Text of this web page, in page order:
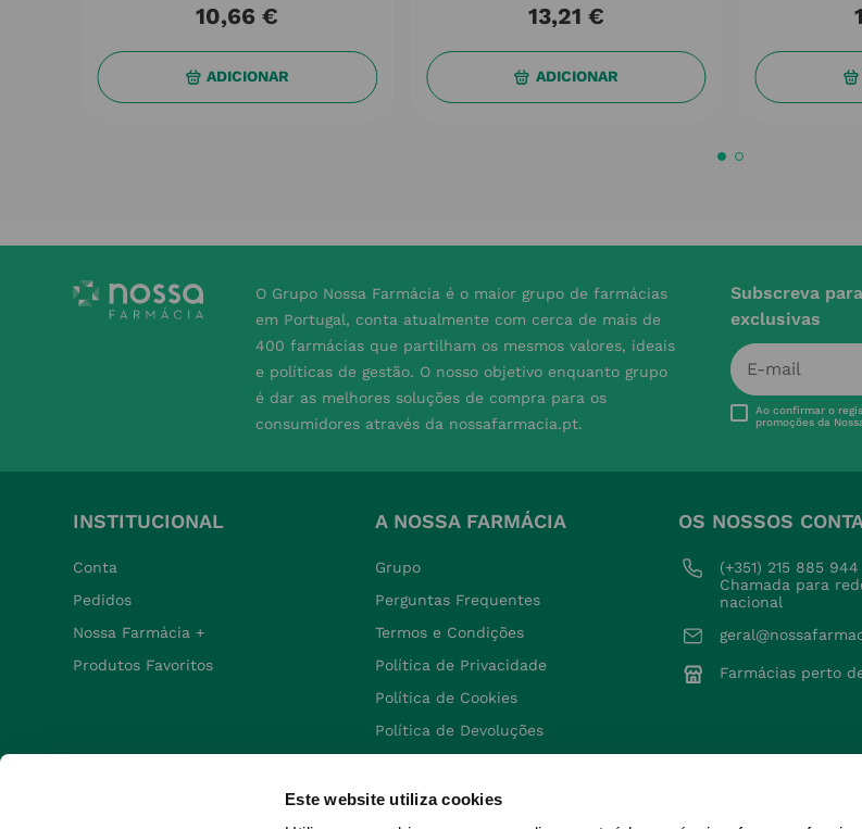
Este website utiliza cookies
10,66 €
ADICIONAR
13,21 €
ADICIONAR
O Grupo Nossa Farmácia é o maior grupo de farmácias
em Portugal, conta atualmente com cerca de mais de
400 farmácias que partilham os mesmos valores, ideais
e políticas de gestão. O nosso objetivo enquanto grupo
é dar as melhores soluções de compra para os
consumidores através da nossafarmacia.pt.
Subscreva
exclusivas
Ao confirmar o
promoções da
INSTITUCIONAL
Conta
Pedidos
Nossa Farmácia +
Produtos Favoritos
A NOSSA FARMÁCIA
Grupo
Perguntas Frequentes
Termos e Condições
Política de Privacidade
Política de Cookies
Política de Devoluções
OS NOSSOS
(+351) 215 885 944
Chamada para
nacional
Farmácias perto